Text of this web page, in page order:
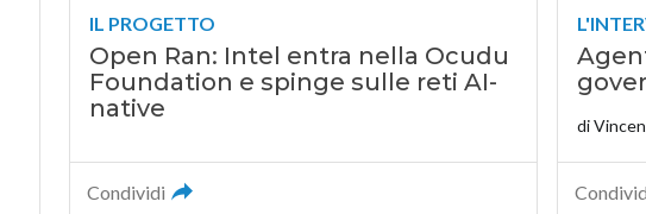
IL PROGETTO
Open Ran: Intel entra nella Ocudu
Foundation e spinge sulle reti AI-
native
Condividi
di